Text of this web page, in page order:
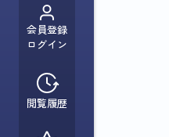
会員登録
ログイン
閲覧履歴